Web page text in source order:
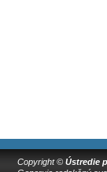
Copyright © Ústredie